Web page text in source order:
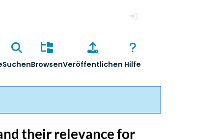
SuchenBrowsenVeröffentlichen Hilfe
their relevance for